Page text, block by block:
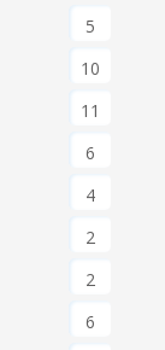
5
10
11
6
4
2
2
6